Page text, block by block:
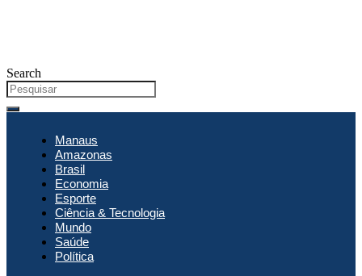
Search
Manaus
Amazonas
Brasil
Economia
Esporte
Ciência & Tecnologia
Mundo
Saúde
Política